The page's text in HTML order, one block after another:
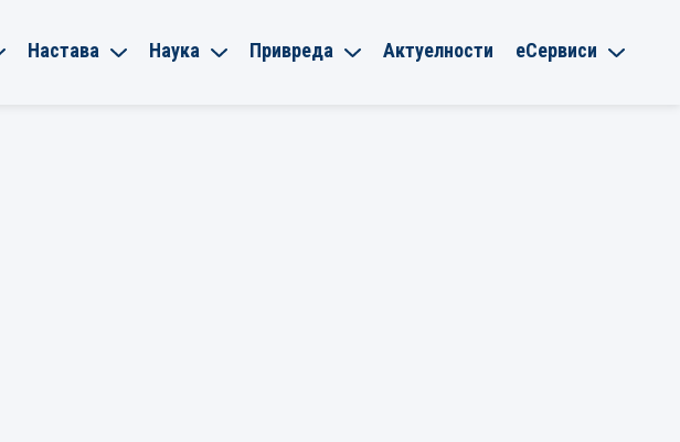
Настава Наука Привреда Актуелности еСервиси